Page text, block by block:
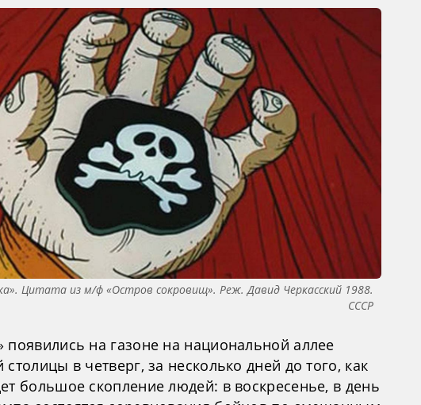
Цитата из м/ф «Остров сокровищ». Реж. Давид Черкасский 1988.
СССР
появились на газоне на национальной аллее
в четверг, за несколько дней до того, как
большое скопление людей: в воскресенье, в день